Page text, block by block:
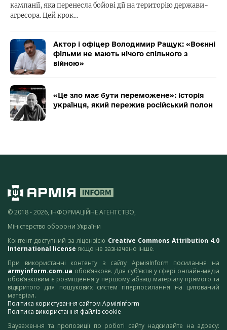
кампанії, яка перенесла бойові дії на територію держави-
агресора. Цей крок…
Актор і офіцер Володимир Ращук: «Воєнні
фільми не мають нічого спільного з
війною»
«Це зло має бути переможене»: історія
українця, який пережив російський полон
© 2018 - 2026, ІНФОРМАЦІЙНЕ АГЕНТСТВО,
Міністерство оборони України
Контент доступний за ліцензією Creative Commons Attribution 4.0
International license якщо не зазначено інше.
При використанні контенту з сайту АрміяInform посилання на
armyinform.com.ua обов’язкове. Для суб’єктів у сфері онлайн-медіа
обов’язковим є розміщення у першому абзаці матеріалу прямого та
відкритого для пошукових систем гіперпосилання на цитований
матеріал.
Політика користування сайтом АрміяInform
Політика використання файлів cookie
Зауваження та пропозиції по роботі сайту надсилайте на адресу: